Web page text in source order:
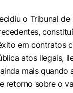
o Tribunal
em contratos
atos ilegais,
mais quando
retorno sobre o